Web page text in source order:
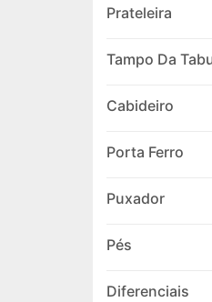
Prateleira
Tampo Da
Cabideiro
Porta Ferro
Puxador
Pés
Diferenciais